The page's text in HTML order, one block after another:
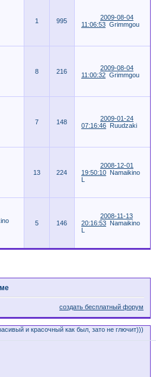
1
995
2009-08-04
11:06:53 Grimmgou
8
216
2009-08-04
11:00:32 Grimmgou
7
148
2009-01-24
07:16:46 Ruudzaki
13 224
2008-12-01
19:50:10 Namaikino
L
5 146
2008-11-13
20:16:53 Namaikino
L
создать бесплатный форум
и красочный как был, зато не глючит)))